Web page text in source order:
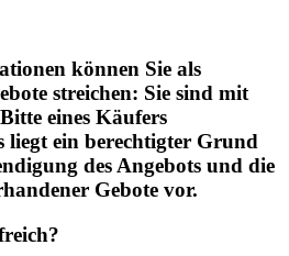
können Sie als
streichen: Sie sind mit
eines Käufers
liegt ein berechtigter Grund
des Angebots und die
Gebote vor.